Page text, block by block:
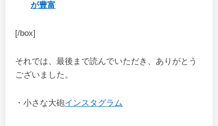
が豊富
[/box]
それでは、最後まで読んでいただき、ありがとう
ございました。
・小さな大砲インスタグラム